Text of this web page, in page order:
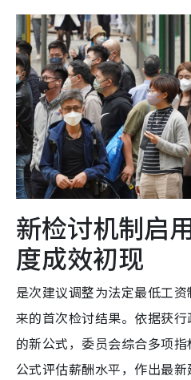
新检讨机制启
度成效初现
是次建议调整为法定最低工
来的首次检讨结果。依据获
的新公式，委员会综合多项
公式评估薪酬水平，作出最